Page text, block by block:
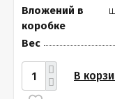
Вложений в
коробке
Вес
В